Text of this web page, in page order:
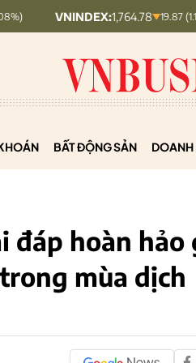
1,764.78 19.87 (1.11%)
BẤT ĐỘNG SẢN DOANH
đáp hoàn hảo
mùa dịch